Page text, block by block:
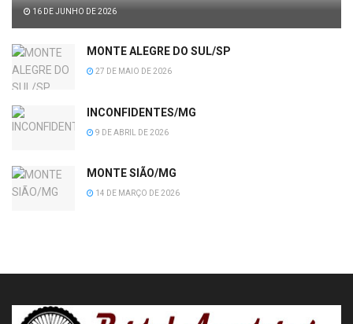
16 DE JUNHO DE 2026
MONTE ALEGRE DO SUL/SP
27 DE MAIO DE 2026
INCONFIDENTES/MG
9 DE ABRIL DE 2026
MONTE SIÃO/MG
14 DE MARÇO DE 2026